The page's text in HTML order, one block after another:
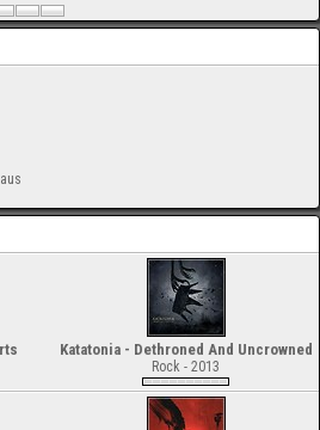
Katatonia - Dethroned And Uncrowned
Rock - 2013